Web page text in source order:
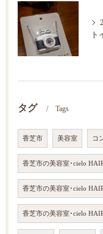
ト
タグ Tags
香芝市 美容室 コ
香芝市の美容室･cielo
香芝市の美容室･cielo
香芝市の美容室･cielo